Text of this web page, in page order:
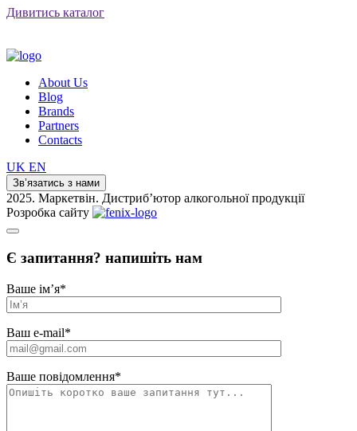
Дивитись каталог
About Us
Blog
Brands
Partners
Contacts
UK EN
Зв’язатись з нами
2025. Маркетвін. Дистриб’ютор алкогольної продукції
Розробка сайту
Є запитання? напишіть нам
Ваше ім’я*
Ваш e-mail*
Ваше повідомлення*